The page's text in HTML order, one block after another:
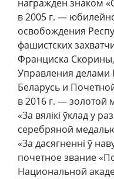
награжден знаком
в 2005 г. —
освобождения
фашистских
Франциска
Управления делами
Беларусь и
в 2016 г. — золотой
«За вялікі ўклад у
серебряной
«За дасягненні ў
почетное звание
Национальной